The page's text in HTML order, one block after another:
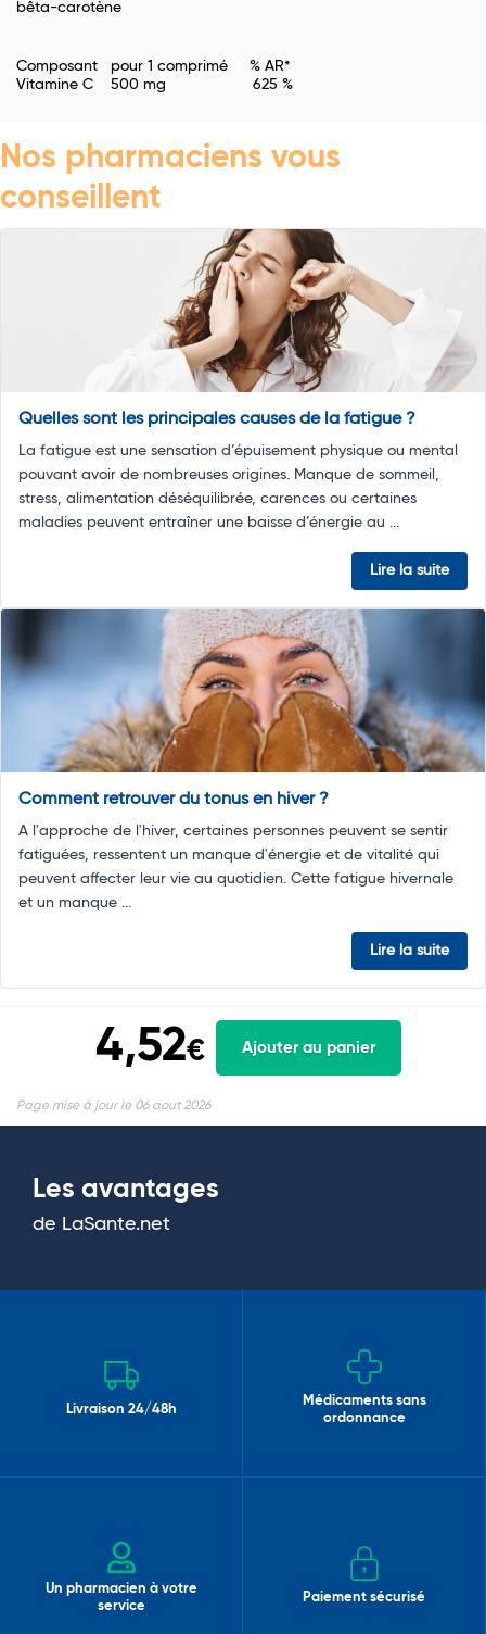
bêta-carotène
Composant pour 1 comprimé % AR*
Vitamine C 500 mg 625 %
Nos pharmaciens vous
conseillent
Quelles sont les principales causes de la fatigue ?
La fatigue est une sensation d’épuisement physique ou mental
pouvant avoir de nombreuses origines. Manque de sommeil,
stress, alimentation déséquilibrée, carences ou certaines
maladies peuvent entraîner une baisse d’énergie au ...
Lire la suite
Comment retrouver du tonus en hiver ?
A l'approche de l'hiver, certaines personnes peuvent se sentir
fatiguées, ressentent un manque d'énergie et de vitalité qui
peuvent affecter leur vie au quotidien. Cette fatigue hivernale
et un manque ...
Lire la suite
4,52€ Ajouter au panier
Page mise à jour le 06 aout 2026
Les avantages
de LaSante.net
Livraison 24/48h
Médicaments sans
ordonnance
Un pharmacien à votre
service
Paiement sécurisé